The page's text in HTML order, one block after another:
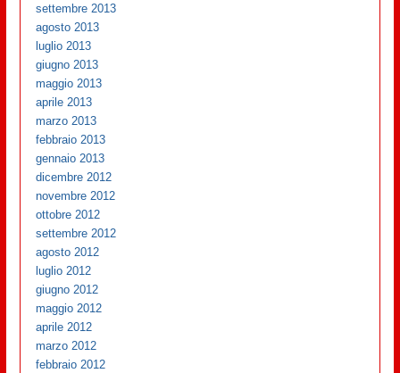
settembre 2013
agosto 2013
luglio 2013
giugno 2013
maggio 2013
aprile 2013
marzo 2013
febbraio 2013
gennaio 2013
dicembre 2012
novembre 2012
ottobre 2012
settembre 2012
agosto 2012
luglio 2012
giugno 2012
maggio 2012
aprile 2012
marzo 2012
febbraio 2012